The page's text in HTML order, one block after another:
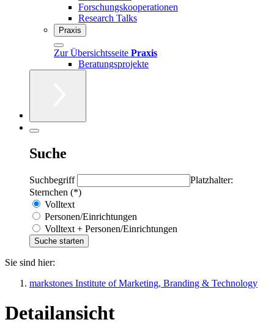
Forschungskooperationen
Research Talks
Praxis
Zur Übersichtsseite Praxis
Beratungsprojekte
Suche
Suchbegriff
Platzhalter:
Sternchen (*)
Volltext
Personen/Einrichtungen
Volltext + Personen/Einrichtungen
Sie sind hier:
markstones Institute of Marketing, Branding & Technology
Detailansicht